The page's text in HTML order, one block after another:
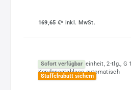
169,65 €* inkl. MwSt.
Sofort verfügbar
Staffelrabatt sichern